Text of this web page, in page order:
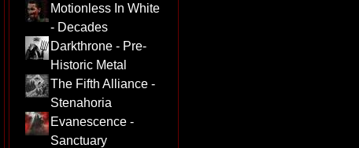
Motionless In White
- Decades
Darkthrone - Pre-
Historic Metal
The Fifth Alliance -
Stenahoria
Evanescence -
Sanctuary